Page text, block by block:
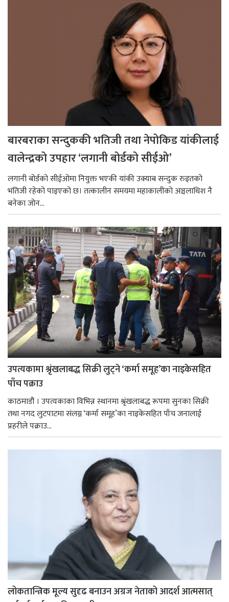
बारबराका सन्दुककी भतिजी तथा नेपोकिड यांकीलाई
वालेन्द्रको उपहार ‘लगानी बोर्डको सीईओ’
लगानी बोर्डको सीईओमा नियुक्त भएकी यांकी उक्याब सन्दुक रुइतको
भतिजी रहेको पाइएको छ। तत्कालीन समयमा महाकालीको अञ्चलाधिश नै
बनेका जोन...
उपत्यकामा श्रृंखलाबद्ध सिक्री लुट्ने ‘कर्मा समूह’का नाइकेसहित
पाँच पक्राउ
काठमाडौं । उपत्यकाका विभिन्न स्थानमा श्रृंखलाबद्ध रूपमा सुनका सिक्री
तथा नगद लुटपाटमा संलग्न ‘कर्मा समूह’का नाइकेसहित पाँच जनालाई
प्रहरीले पक्राउ...
लोकतान्त्रिक मूल्य सुदृढ बनाउन अग्रज नेताको आदर्श आत्मसात्